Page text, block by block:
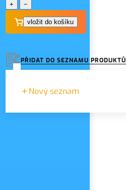
+ −
PŘIDAT DO SEZNAMU PRODUKTŮ
Nový seznam
Zadejte název seznamu